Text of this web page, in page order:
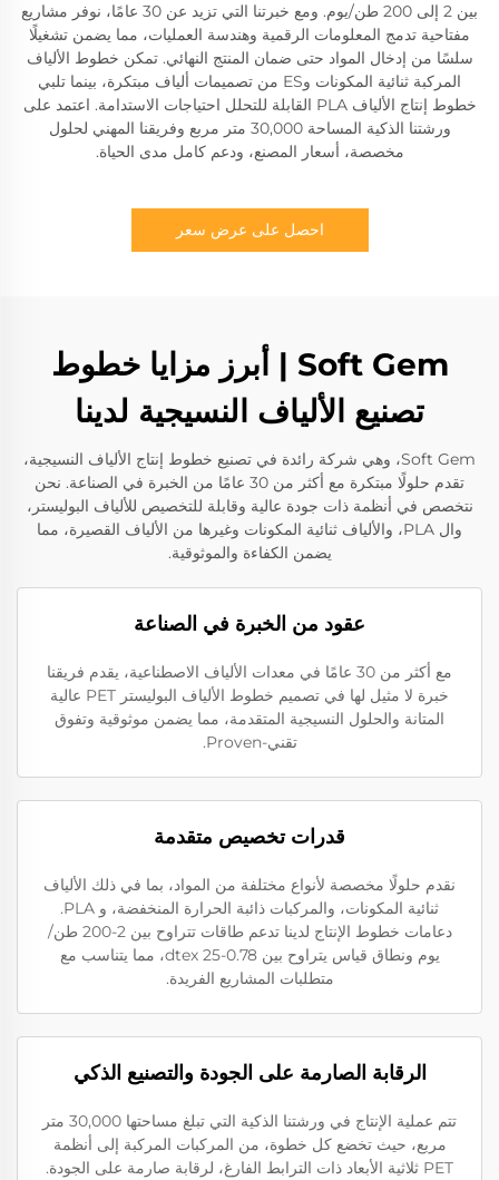
بين 2 إلى 200 طن/يوم. ومع خبرتنا التي تزيد عن 30 عامًا، نوفر مشاريع
مفتاحية تدمج المعلومات الرقمية وهندسة العمليات، مما يضمن تشغيلًا
سلسًا من إدخال المواد حتى ضمان المنتج النهائي. تمكن خطوط الألياف
المركبة ثنائية المكونات وES من تصميمات ألياف مبتكرة، بينما تلبي
خطوط إنتاج الألياف PLA القابلة للتحلل احتياجات الاستدامة. اعتمد على
ورشتنا الذكية المساحة 30,000 متر مربع وفريقنا المهني لحلول
مخصصة، أسعار المصنع، ودعم كامل مدى الحياة.
احصل على عرض سعر
Soft Gem | أبرز مزايا خطوط
تصنيع الألياف النسيجية لدينا
Soft Gem، وهي شركة رائدة في تصنيع خطوط إنتاج الألياف النسيجية،
تقدم حلولًا مبتكرة مع أكثر من 30 عامًا من الخبرة في الصناعة. نحن
نتخصص في أنظمة ذات جودة عالية وقابلة للتخصيص للألياف البوليستر،
وال PLA، والألياف ثنائية المكونات وغيرها من الألياف القصيرة، مما
يضمن الكفاءة والموثوقية.
عقود من الخبرة في الصناعة
مع أكثر من 30 عامًا في معدات الألياف الاصطناعية، يقدم فريقنا
خبرة لا مثيل لها في تصميم خطوط الألياف البوليستر PET عالية
المتانة والحلول النسيجية المتقدمة، مما يضمن موثوقية وتفوق
تقني-Proven.
قدرات تخصيص متقدمة
نقدم حلولًا مخصصة لأنواع مختلفة من المواد، بما في ذلك الألياف
ثنائية المكونات، والمركبات ذائبة الحرارة المنخفضة، و PLA.
دعامات خطوط الإنتاج لدينا تدعم طاقات تتراوح بين 2-200 طن/
يوم ونطاق قياس يتراوح بين 0.78-25 dtex، مما يتناسب مع
متطلبات المشاريع الفريدة.
الرقابة الصارمة على الجودة والتصنيع الذكي
تتم عملية الإنتاج في ورشتنا الذكية التي تبلغ مساحتها 30,000 متر
مربع، حيث تخضع كل خطوة، من المركبات المركبة إلى أنظمة
PET ثلاثية الأبعاد ذات الترابط الفارغ، لرقابة صارمة على الجودة.